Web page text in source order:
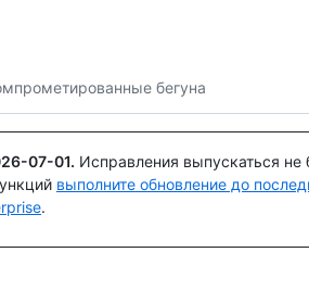
бегуна
07-01. Исправления выпускаться
выполните обновление до
.